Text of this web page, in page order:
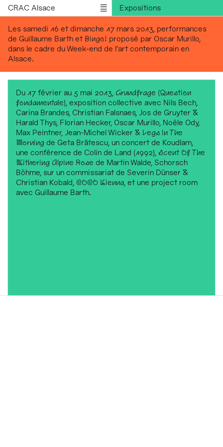
CRAC Alsace
Expositions
Médiations
Résidences
Publications
English version
Les samedi 16 et dimanche 17 mars 2013, performances
de Guillaume Barth et Bingo! proposé par Oscar Murillo,
dans le cadre du Week-end de l'art contemporain en
Alsace.
Du 17 février au 5 mai 2013, Grundfrage (Question
fondamentale) , exposition collective avec Nils Bech,
Carina Brandes, Christian Falsnaes, Jos de Gruyter &
Harald Thys, Florian Hecker, Oscar Murillo, Noële Ody,
Max Peintner, Jean-Michel Wicker & Legs In The
Morning de Geta Brătescu, un concert de Koudlam,
une conférence de Colin de Land (1992), Scent Of The
Withering Alpine Rose de Martin Walde, Schorsch
Böhme, sur un commissariat de Severin Dünser &
Christian Kobald, COCO Vienna , et une project room
avec Guillaume Barth.